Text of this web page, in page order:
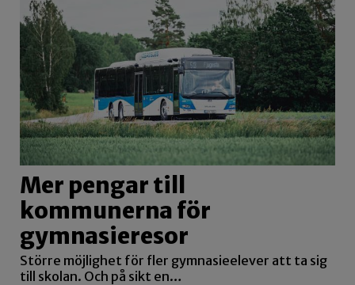
Mer pengar till
kommunerna för
gymnasieresor
Större möjlighet för fler gymnasieelever att ta sig
till skolan. Och på sikt en…